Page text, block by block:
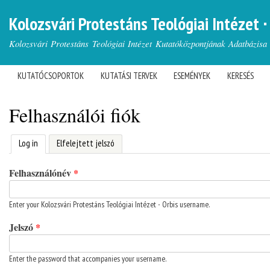
Kolozsvári Protestáns Teológiai Intézet
Kolozsvári Protestáns Teológiai Intézet Kutatóközpontjának Adatbázisa
Languages
MAIN MENU
KUTATÓCSOPORTOK KUTATÁSI TERVEK ESEMÉNYEK KERESÉS
Felhasználói fiók
Primary tabs
Log in
(active tab) Elfelejtett jelszó
Felhasználónév *
Enter your Kolozsvári Protestáns Teológiai Intézet ∙ Orbis username.
Jelszó *
Enter the password that accompanies your username.